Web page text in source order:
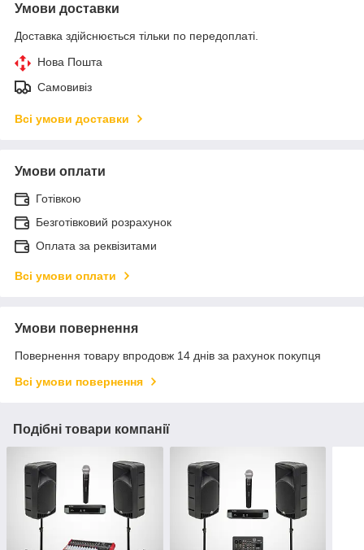
Умови доставки
Доставка здійснюється тільки по передоплаті.
Нова Пошта
Самовивіз
Всі умови доставки
Умови оплати
Готівкою
Безготівковий розрахунок
Оплата за реквізитами
Всі умови оплати
Умови повернення
Повернення товару впродовж 14 днів за рахунок покупця
Всі умови повернення
Подібні товари компанії